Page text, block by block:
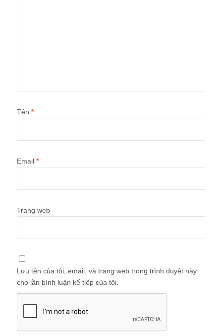
Tên *
Email *
Trang web
Lưu tên của tôi, email, và trang web trong trình duyệt này
cho lần bình luận kế tiếp của tôi.